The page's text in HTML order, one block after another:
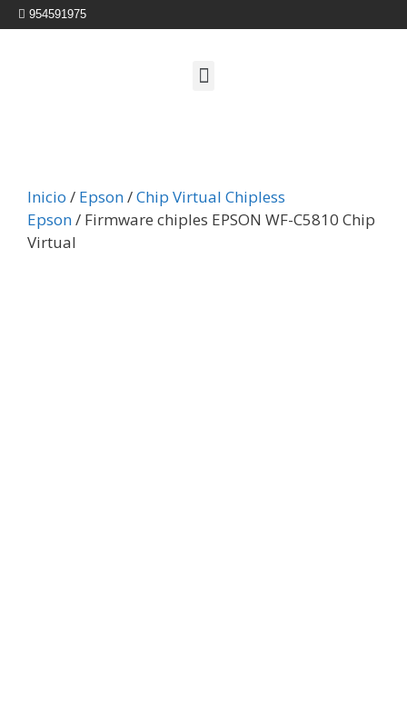
954591975
Inicio / Epson/Chip Virtual Chipless
Epson/ Firmware chiples EPSON WF-C5810 Chip
Virtual